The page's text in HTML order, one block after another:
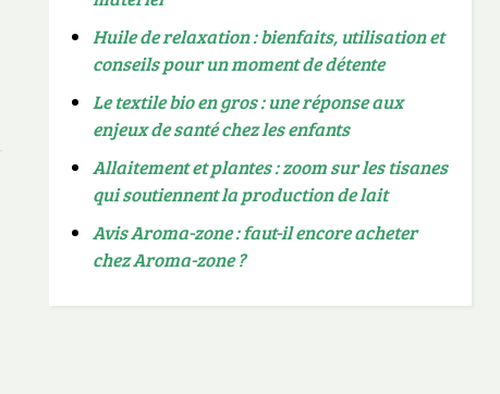
Huile de relaxation : bienfaits, utilisation et
conseils pour un moment de détente
Le textile bio en gros : une réponse aux
enjeux de santé chez les enfants
Allaitement et plantes : zoom sur les tisanes
qui soutiennent la production de lait
Avis Aroma-zone : faut-il encore acheter
chez Aroma-zone ?